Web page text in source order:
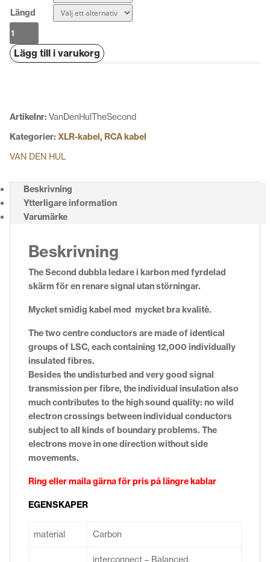
Längd
Van
Den
HulLägg till i varukorg
Artikelnr: VanDenHulTheSecond
Kategorier: XLR-kabel, RCA kabel
VAN DEN HUL
Beskrivning
Ytterligare information
Varumärke
Beskrivning
The Second dubbla ledare i karbon med fyrdelad
skärm för en renare signal utan störningar.
Mycket smidig kabel med mycket bra kvalitè.
The two centre conductors are made of identical
groups of LSC, each containing 12,000 individually
insulated fibres.
Besides the undisturbed and very good signal
transmission per fibre, the individual insulation also
much contributes to the high sound quality: no wild
electron crossings between individual conductors
subject to all kinds of boundary problems. The
electrons move in one direction without side
movements.
Ring eller maila gärna för pris på längre kablar
EGENSKAPER
material Carbon
interconnect – Balanced,